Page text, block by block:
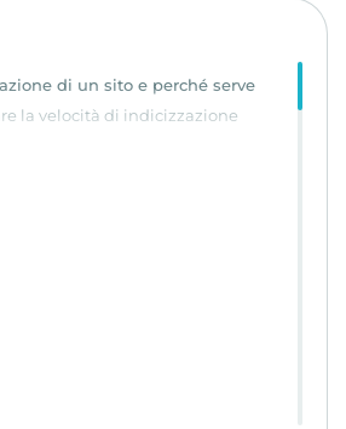
di un sito e perché serve
la velocità di indicizzazione